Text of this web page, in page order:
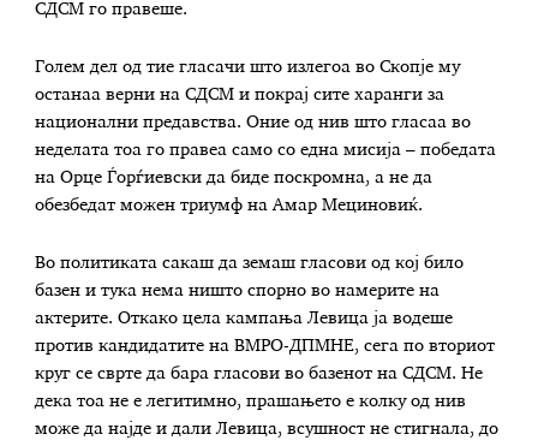
СДСМ го правеше.
Голем дел од тие гласачи што излегоа во Скопје му
останаа верни на СДСМ и покрај сите харанги за
национални предавства. Оние од нив што гласаа во
неделата тоа го правеа само со една мисија – победата
на Орце Ѓорѓиевски да биде поскромна, а не да
обезбедат можен триумф на Амар Мециновиќ.
Во политиката сакаш да земаш гласови од кој било
базен и тука нема ништо спорно во намерите на
актерите. Откако цела кампања Левица ја водеше
против кандидатите на ВМРО-ДПМНЕ, сега по вториот
круг се сврте да бара гласови во базенот на СДСМ. Не
дека тоа не е легитимно, прашањето е колку од нив
може да најде и дали Левица, всушност не стигнала, до